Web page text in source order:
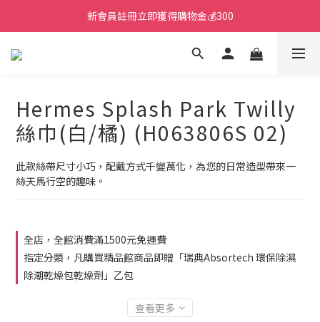
新會員註冊立即獲得購物金💰300
Hermes Splash Park Twilly
絲巾(白/橘) (H063806S 02)
此款絲帶尺寸小巧，配戴方式千變萬化，為您的日常造型帶來一
絲天馬行空的趣味。
全店，全館消費滿1500元免運費
指定分類，凡購買精品館商品即贈「瑞典Absortech 環保除濕
除潮乾燥包乾燥劑」乙包
查看更多